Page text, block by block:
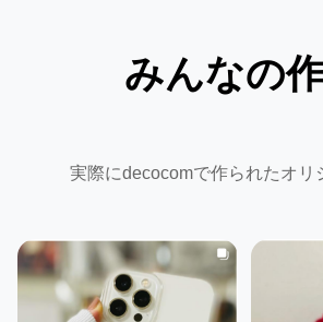
みんなの
実際にdecocomで作られたオリ